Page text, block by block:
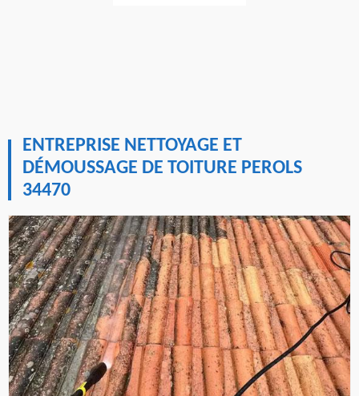
ENTREPRISE NETTOYAGE ET
DÉMOUSSAGE DE TOITURE PEROLS
34470